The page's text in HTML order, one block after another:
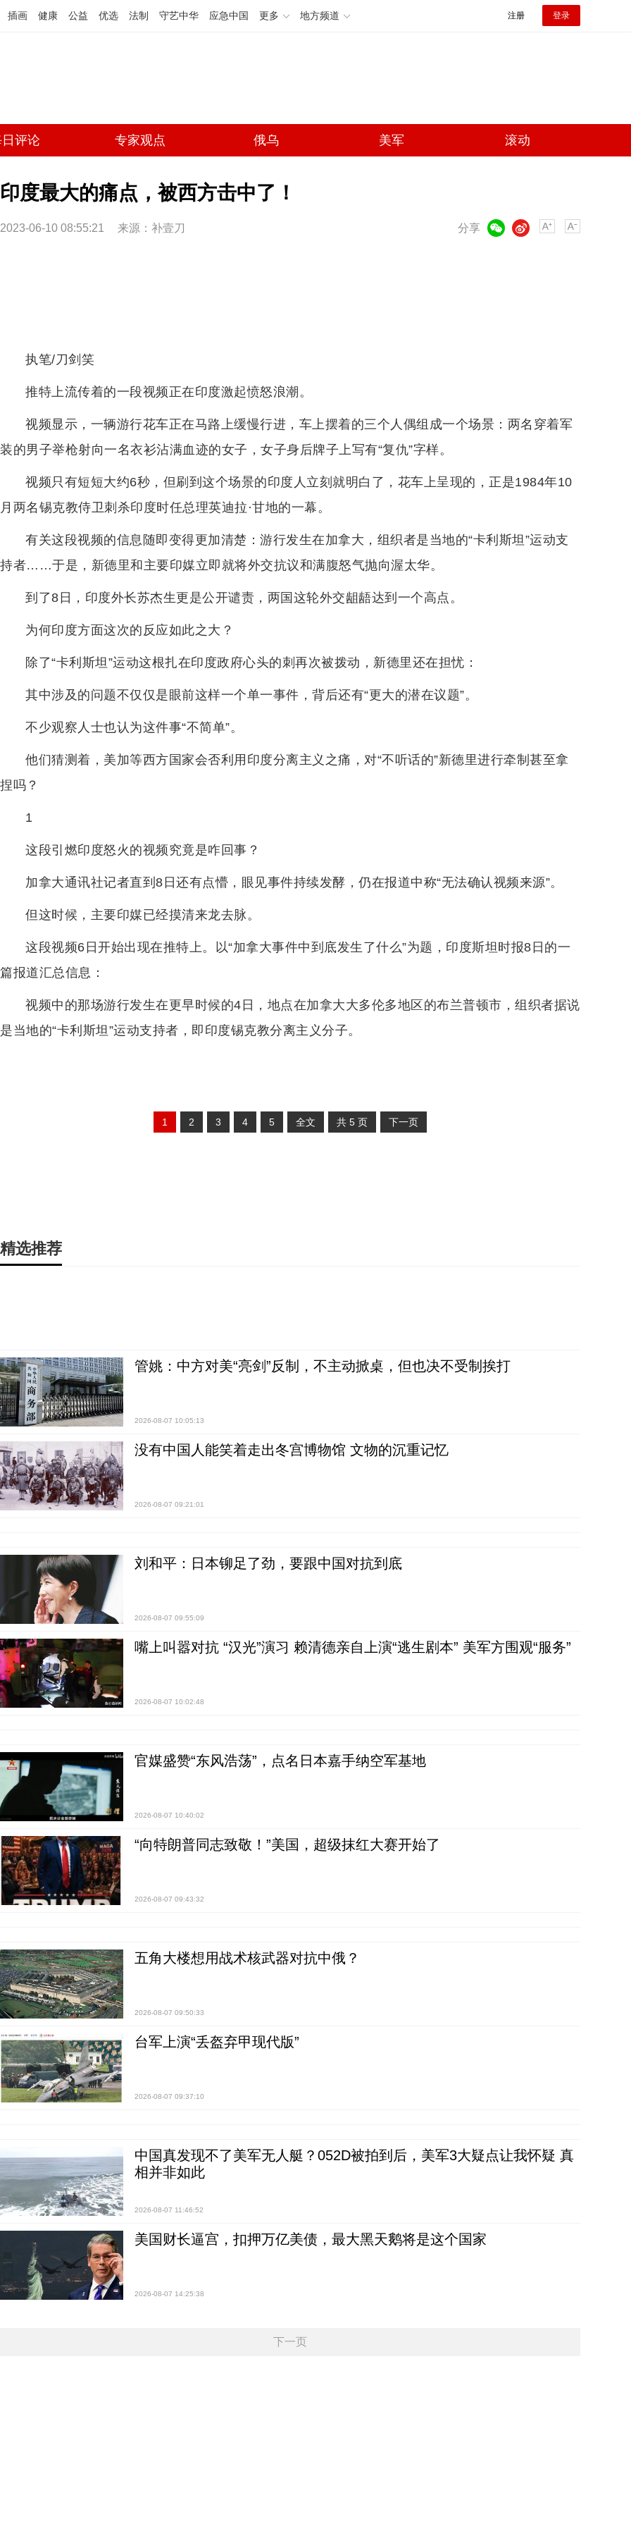
插画 健康 公益 优选 法制 守艺中华 应急中国 更多 地方频道 注册 登录
评论 专家观点 俄乌 美军 滚动
印度最大的痛点，被西方击中了！
2023-06-10 08:55:21 来源：补壹刀 分享
微博
执笔/刀剑笑
推特上流传着的一段视频正在印度激起愤怒浪潮。
视频显示，一辆游行花车正在马路上缓慢行进，车上摆着的三个人偶组成一个场景：两名穿着军
装的男子举枪射向一名衣衫沾满血迹的女子，女子身后牌子上写有“复仇”字样。
视频只有短短大约6秒，但刷到这个场景的印度人立刻就明白了，花车上呈现的，正是1984年10
月两名锡克教侍卫刺杀印度时任总理英迪拉·甘地的一幕。
有关这段视频的信息随即变得更加清楚：游行发生在加拿大，组织者是当地的“卡利斯坦”运动支
持者……于是，新德里和主要印媒立即就将外交抗议和满腹怒气抛向渥太华。
到了8日，印度外长苏杰生更是公开谴责，两国这轮外交龃龉达到一个高点。
为何印度方面这次的反应如此之大？
除了“卡利斯坦”运动这根扎在印度政府心头的刺再次被拨动，新德里还在担忧：
其中涉及的问题不仅仅是眼前这样一个单一事件，背后还有“更大的潜在议题”。
不少观察人士也认为这件事“不简单”。
他们猜测着，美加等西方国家会否利用印度分离主义之痛，对“不听话的”新德里进行牵制甚至拿
捏吗？
1
这段引燃印度怒火的视频究竟是咋回事？
加拿大通讯社记者直到8日还有点懵，眼见事件持续发酵，仍在报道中称“无法确认视频来源”。
但这时候，主要印媒已经摸清来龙去脉。
这段视频6日开始出现在推特上。以“加拿大事件中到底发生了什么”为题，印度斯坦时报8日的一
篇报道汇总信息：
视频中的那场游行发生在更早时候的4日，地点在加拿大大多伦多地区的布兰普顿市，组织者据说
是当地的“卡利斯坦”运动支持者，即印度锡克教分离主义分子。
1 2 3 4 5 全文 共 5 页 下一页
精选推荐
管姚：中方对美“亮剑”反制，不主动掀桌，但也决不受制挨打
2026-08-07 10:05:13
没有中国人能笑着走出冬宫博物馆 文物的沉重记忆
2026-08-07 09:21:01
刘和平：日本铆足了劲，要跟中国对抗到底
2026-08-07 09:55:09
嘴上叫嚣对抗 “汉光”演习 赖清德亲自上演“逃生剧本” 美军方围观“服务”
2026-08-07 10:02:48
官媒盛赞“东风浩荡”，点名日本嘉手纳空军基地
2026-08-07 10:40:02
“向特朗普同志致敬！”美国，超级抹红大赛开始了
2026-08-07 09:43:32
五角大楼想用战术核武器对抗中俄？
2026-08-07 09:50:33
台军上演“丢盔弃甲现代版”
2026-08-07 09:37:10
中国真发现不了美军无人艇？052D被拍到后，美军3大疑点让我怀疑 真
相并非如此
2026-08-07 11:46:52
美国财长逼宫，扣押万亿美债，最大黑天鹅将是这个国家
2026-08-07 14:25:38
下一页